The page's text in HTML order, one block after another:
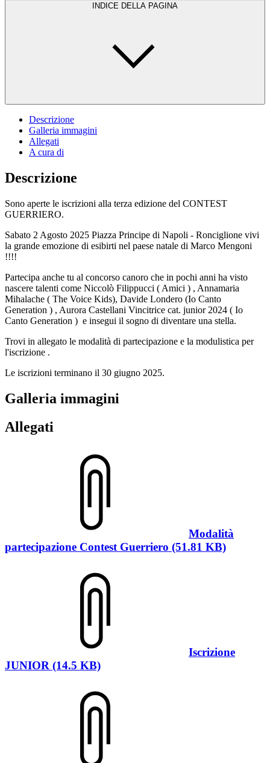
INDICE DELLA PAGINA
Descrizione
Galleria immagini
Allegati
A cura di
Descrizione
Sono aperte le iscrizioni alla terza edizione del CONTEST
GUERRIERO.
Sabato 2 Agosto 2025 Piazza Principe di Napoli - Ronciglione vivi
la grande emozione di esibirti nel paese natale di Marco Mengoni
!!!!
Partecipa anche tu al concorso canoro che in pochi anni ha visto
nascere talenti come Niccolò Filippucci ( Amici ) , Annamaria
Mihalache ( The Voice Kids), Davide Londero (Io Canto
Generation ) , Aurora Castellani Vincitrice cat. junior 2024 ( Io
Canto Generation ) e insegui il sogno di diventare una stella.
Trovi in allegato le modalità di partecipazione e la modulistica per
l'iscrizione .
Le iscrizioni terminano il 30 giugno 2025.
Galleria immagini
Allegati
Modalità
partecipazione Contest Guerriero (51.81 KB)
Iscrizione
JUNIOR (14.5 KB)